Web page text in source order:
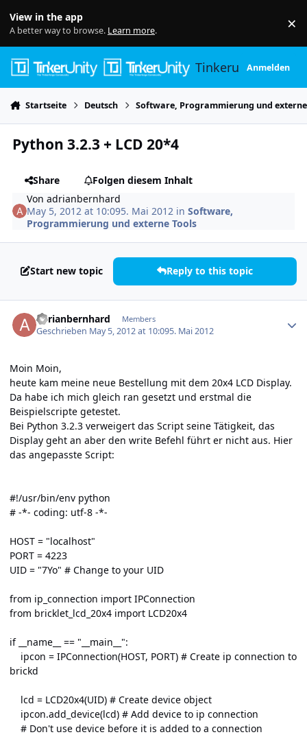
View in the app
A better way to browse. Learn more. ×
TinkerunityAnmelden
Startseite Deutsch Software, Programmierung und
Python 3.2.3 + LCD 20*4
Share
Folgen diesem Inhalt
Vonadrianbernhard
May 5, 2012 at 10:095. Mai 2012 inSoftware,
Programmierung und externe Tools
Start new topic Reply to this topic
adrianbernhard Members
Geschrieben May 5, 2012 at 10:095. Mai 2012
Moin Moin,
heute kam meine neue Bestellung mit dem 20x4 LCD Display.
Da habe ich mich gleich ran gesetzt und erstmal die
Beispielscripte getestet.
Bei Python 3.2.3 verweigert das Script seine Tätigkeit, das
Display geht an aber den write Befehl führt er nicht aus. Hier
das angepasste Script:
#!/usr/bin/env python
# -*- coding: utf-8 -*-
HOST = "localhost"
PORT = 4223
UID = "7Yo" # Change to your UID
from ip_connection import IPConnection
from bricklet_lcd_20x4 import LCD20x4
if __name__ == "__main__":
ipcon = IPConnection(HOST, PORT) # Create ip connection to
brickd
lcd = LCD20x4(UID) # Create device object
ipcon.add_device(lcd) # Add device to ip connection
# Don't use device before it is added to a connection